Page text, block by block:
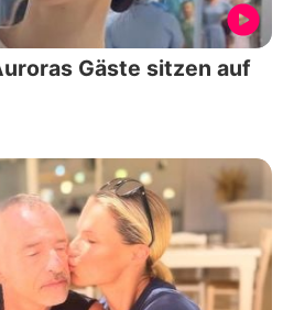
Gäste sitzen auf